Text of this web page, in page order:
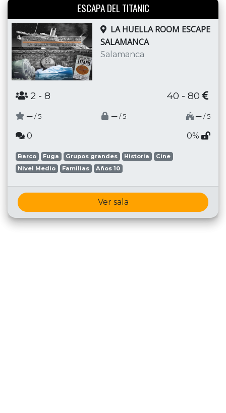
ESCAPA DEL TITANIC
LA HUELLA ROOM ESCAPE
SALAMANCA
Salamanca
2 - 8 40 - 80
─ / 5 ─ / 5 ─ / 5
0 0%
Barco Fuga Grupos grandes Historia
Cine
Nivel Medio
Familias Años 10
Ver sala